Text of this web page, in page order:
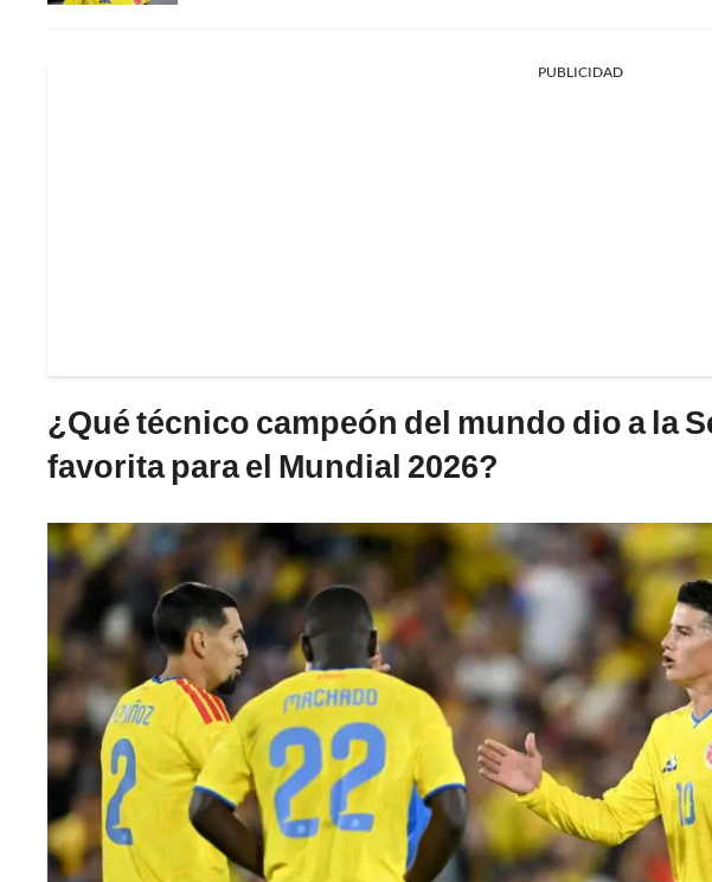
PUBLICIDAD
¿Qué técnico campeón del mundo dio a la
favorita para el Mundial 2026?